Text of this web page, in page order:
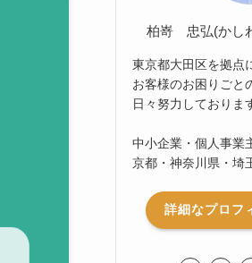
柏嵜 忠弘(かし
東京都大田区を拠点
お客様のお困りごと
日々努力しておりま
中小企業・個人事業
京都・神奈川県・埼
詳細なプロフ